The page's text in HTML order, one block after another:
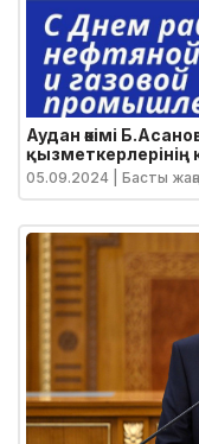
Аудан әкімі
қызметкерлерінің
05.09.2024 | Басты